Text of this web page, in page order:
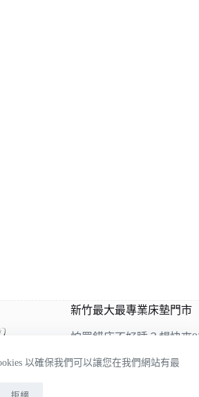
以確保我們可以讓您在我們網站有最
新竹最大最專業床墊門市
怕買錯床不好睡？趕快來
9319是雙ISO認證床墊工
的床墊床架展示，